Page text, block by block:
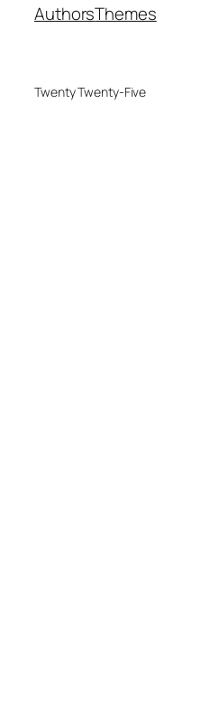
AuthorsThemes
Twenty Twenty-Five